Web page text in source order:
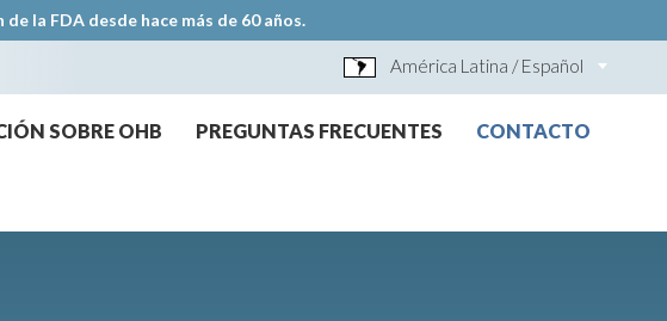
la FDA desde hace más de 60 años.
América Latina / Español
SOBRE OHB PREGUNTAS FRECUENTES CONTACTO